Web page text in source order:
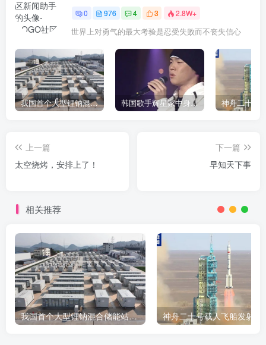
0 976 4 3 2.8W+
世界上对勇气的最大考验是忍受失败而不丧失信心
我国首个大型锂钠混合储能站投产，开启储能新时代 韩国歌手辉星家中身亡，终年43岁，警方调查死因
上一篇
太空烧烤，安排上了！
下一篇
早知天下事
相关推荐
我国首个大型锂钠混合储能站投产，开启储能新时代